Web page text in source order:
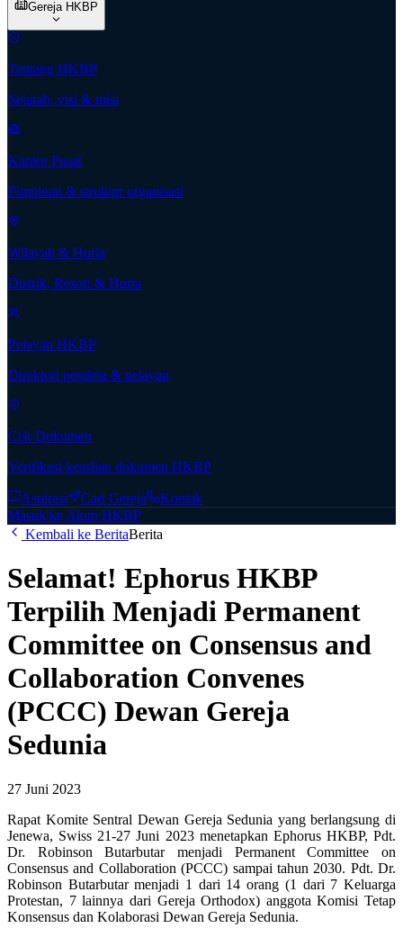
Gereja HKBP
Tentang HKBP
Sejarah, visi & misi
Kantor Pusat
Pimpinan & struktur organisasi
Wilayah & Huria
Distrik, Resort & Huria
Pelayan HKBP
Direktori pendeta & pelayan
Cek Dokumen
Verifikasi keaslian dokumen HKBP
Aspirasi Cari Gereja
Kontak
Masuk ke Akun HKBP
Kembali ke BeritaBerita
Selamat! Ephorus HKBP
Terpilih Menjadi Permanent
Committee on Consensus and
Collaboration Convenes
(PCCC) Dewan Gereja
Sedunia
27 Juni 2023
Rapat Komite Sentral Dewan Gereja Sedunia yang berlangsung di
Jenewa, Swiss 21-27 Juni 2023 menetapkan Ephorus HKBP, Pdt.
Dr. Robinson Butarbutar menjadi Permanent Committee on
Consensus and Collaboration (PCCC) sampai tahun 2030. Pdt. Dr.
Robinson Butarbutar menjadi 1 dari 14 orang (1 dari 7 Keluarga
Protestan, 7 lainnya dari Gereja Orthodox) anggota Komisi Tetap
Konsensus dan Kolaborasi Dewan Gereja Sedunia.